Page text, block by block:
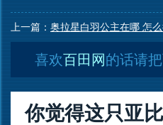
上一篇： 奥拉星白羽公主在哪 怎
喜欢百田网的话请
你觉得这只亚